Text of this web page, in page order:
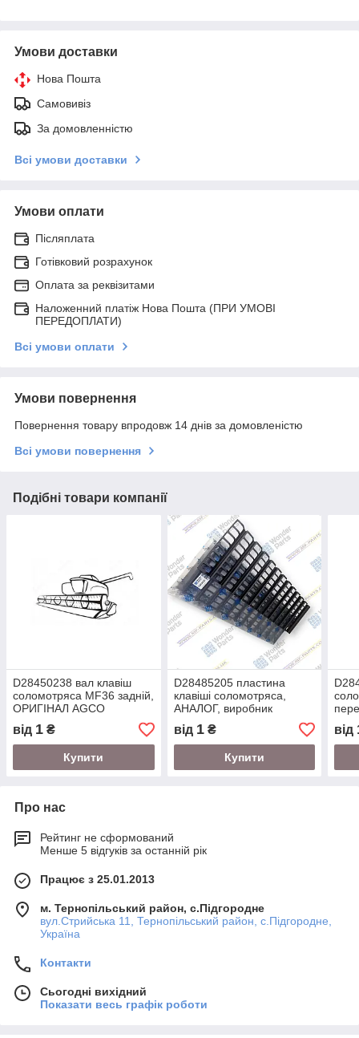
Умови доставки
Нова Пошта
Самовивіз
За домовленністю
Всі умови доставки
Умови оплати
Післяплата
Готівковий розрахунок
Оплата за реквізитами
Наложенний платіж Нова Пошта (ПРИ УМОВІ
ПЕРЕДОПЛАТИ)
Всі умови оплати
Умови повернення
Повернення товару впродовж 14 днів за домовленістю
Всі умови повернення
Подібні товари компанії
D28450238 вал клавіш
соломотряса MF36 задній,
ОРИГІНАЛ AGCO
від 1 ₴
Купити
D28485205 пластина
клавіші соломотряса,
АНАЛОГ, виробник
WonderParts (EU)
від 1₴
Купити
від
Про нас
Рейтинг не сформований
Менше 5 відгуків за останній рік
Працює з 25.01.2013
м. Тернопільський район, с.Підгородне
вул.Стрийська 11, Тернопільський район, с.Підгородне,
Україна
Контакти
Сьогодні вихідний
Показати весь графік роботи